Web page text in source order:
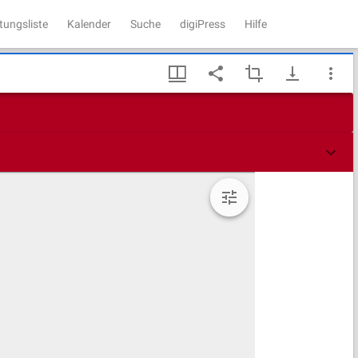
Kalender Suche digiPress Hilfe